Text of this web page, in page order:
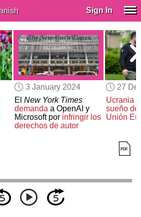
Sign In
3 January 2024
El New York Times
demandaa OpenAI y
Microsoft por infringir los
derechos de autor
27
Ucrania
sueño de
Unión